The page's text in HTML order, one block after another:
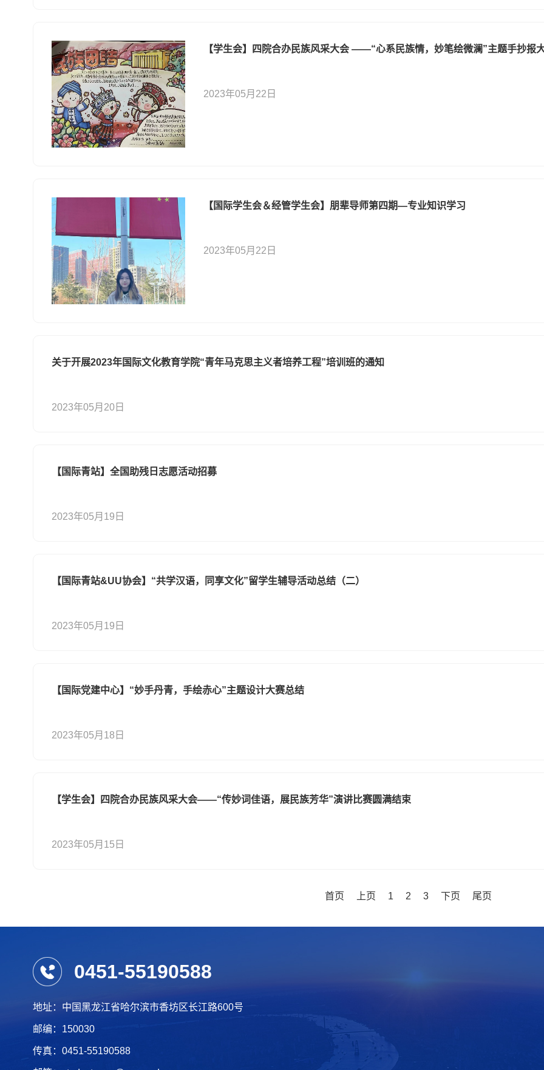
【学生会】​四院合办民族风采大会 ——“心系民族情，妙笔绘微澜”主题手抄报
2023年05月22日
【国际学生会＆经管学生会】朋辈导师第四期—专业知识学习
2023年05月22日
关于开展2023年国际文化教育学院“青年马克思主义者培养工程”培训班的通知
2023年05月20日
【国际青站】全国助残日志愿活动招募
2023年05月19日
【国际青站&UU协会】“共学汉语，同享文化”留学生辅导活动总结（二）
2023年05月19日
【国际党建中心】“妙手丹青，手绘赤心”主题设计大赛总结
2023年05月18日
【学生会】四院合办民族风采大会——“传妙词佳语，展民族芳华”演讲比赛圆满结束
2023年05月15日
首页 上页 1 2 3 下页 尾页
0451-55190588
地址：中国黑龙江省哈尔滨市香坊区长江路600号
邮编：150030
传真：0451-55190588